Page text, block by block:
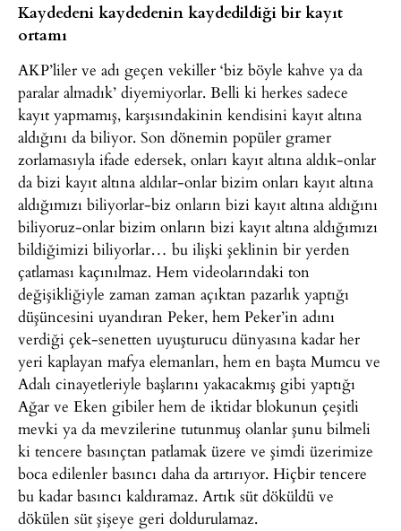
Kaydedeni kaydedenin kaydedildiği bir kayıt
ortamı
AKP’liler ve adı geçen vekiller ‘biz böyle kahve ya da
paralar almadık’ diyemiyorlar. Belli ki herkes sadece
kayıt yapmamış, karşısındakinin kendisini kayıt altına
aldığını da biliyor. Son dönemin popüler gramer
zorlamasıyla ifade edersek, onları kayıt altına aldık-onlar
da bizi kayıt altına aldılar-onlar bizim onları kayıt altına
aldığımızı biliyorlar-biz onların bizi kayıt altına aldığını
biliyoruz-onlar bizim onların bizi kayıt altına aldığımızı
bildiğimizi biliyorlar… bu ilişki şeklinin bir yerden
çatlaması kaçınılmaz. Hem videolarındaki ton
değişikliğiyle zaman zaman açıktan pazarlık yaptığı
düşüncesini uyandıran Peker, hem Peker’in adını
verdiği çek-senetten uyuşturucu dünyasına kadar her
yeri kaplayan mafya elemanları, hem en başta Mumcu ve
Adalı cinayetleriyle başlarını yakacakmış gibi yaptığı
Ağar ve Eken gibiler hem de iktidar blokunun çeşitli
mevki ya da mevzilerine tutunmuş olanlar şunu bilmeli
ki tencere basınçtan patlamak üzere ve şimdi üzerimize
boca edilenler basıncı daha da artırıyor. Hiçbir tencere
bu kadar basıncı kaldıramaz. Artık süt döküldü ve
dökülen süt şişeye geri doldurulamaz.